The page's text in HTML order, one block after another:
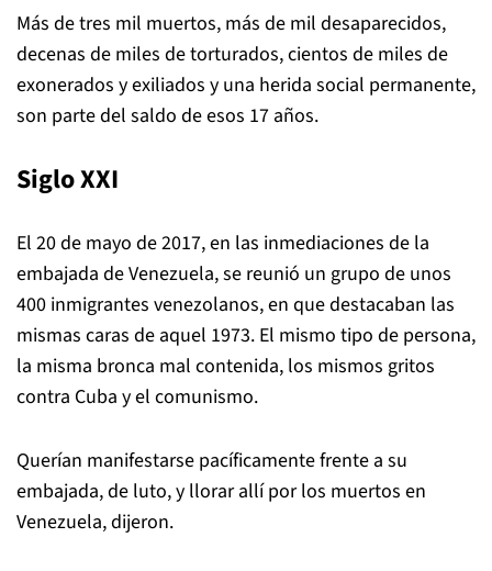
Más de tres mil muertos, más de mil desaparecidos,
decenas de miles de torturados, cientos de miles de
exonerados y exiliados y una herida social permanente,
son parte del saldo de esos 17 años.
Siglo XXI
El 20 de mayo de 2017, en las inmediaciones de la
embajada de Venezuela, se reunió un grupo de unos
400 inmigrantes venezolanos, en que destacaban las
mismas caras de aquel 1973. El mismo tipo de persona,
la misma bronca mal contenida, los mismos gritos
contra Cuba y el comunismo.
Querían manifestarse pacíficamente frente a su
embajada, de luto, y llorar allí por los muertos en
Venezuela, dijeron.